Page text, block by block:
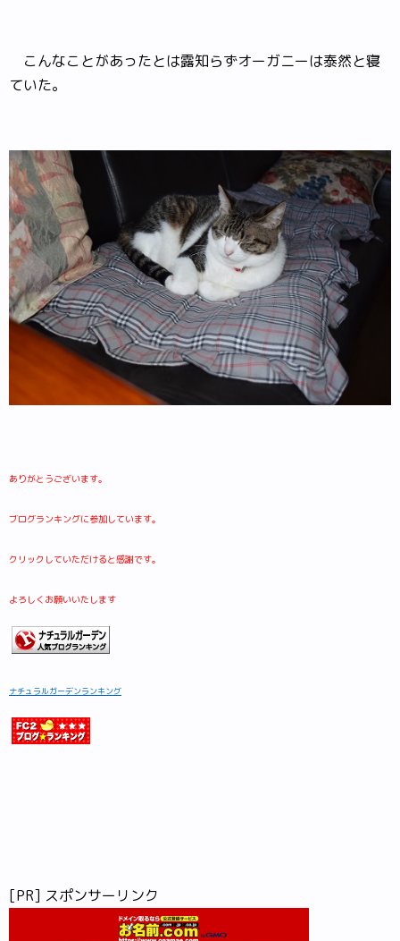
こんなことがあったとは露知らずオーガニーは泰然と寝
ていた。
ありがとうございます。
ブログランキングに参加しています。
クリックしていただけると感謝です。
よろしくお願いいたします
ナチュラルガーデンランキング
[PR] スポンサーリンク